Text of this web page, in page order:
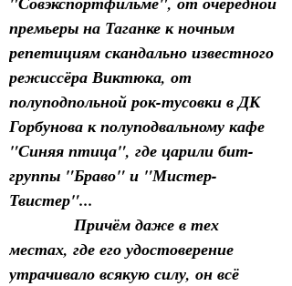
премьеры на Таганке к ночным
репетициям скандально известного
режиссёра Виктюка, от
полуподпольной рок-тусовки в ДК
Горбунова к полуподвальному кафе
"Синяя птица", где царили бит-
группы "Браво" и "Мистер-
Твистер"...
Причём даже в тех
местах, где его удостоверение
утрачивало всякую силу, он всё